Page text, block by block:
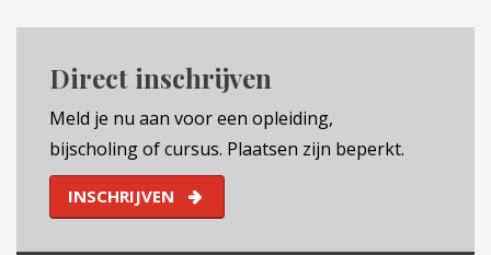
Direct inschrijven
Meld je nu aan voor een opleiding,
bijscholing of cursus. Plaatsen zijn beperkt.
INSCHRIJVEN